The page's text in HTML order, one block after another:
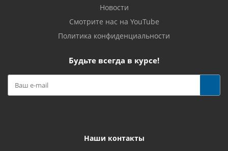
Новости
Смотрите нас на YouTube
Политика конфиденциальности
Будьте всегда в курсе!
Наши контакты